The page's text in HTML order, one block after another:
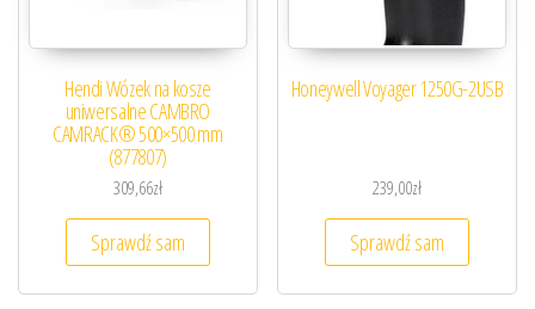
Hendi Wózek na kosze
uniwersalne CAMBRO
CAMRACK® 500×500 mm
(877807)
309,66zł
Sprawdź sam
Honeywell Voyager 1250G-2USB
239,00zł
Sprawdź sam